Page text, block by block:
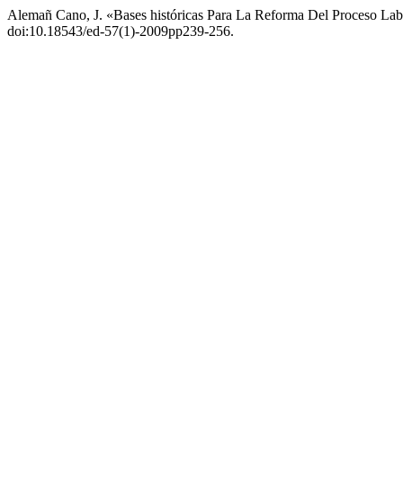
Alemañ Cano, J. «Bases históricas Para La Reforma Del Proceso
doi:10.18543/ed-57(1)-2009pp239-256.